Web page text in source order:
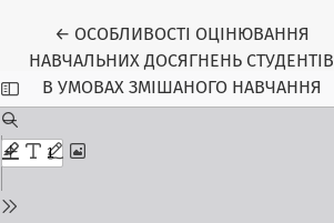
← Return to Article Details
ОСОБЛИВОСТІ ОЦІНЮВАННЯ
НАВЧАЛЬНИХ ДОСЯГНЕНЬ СТУДЕНТІВ
В УМОВАХ ЗМІШАНОГО НАВЧАННЯ